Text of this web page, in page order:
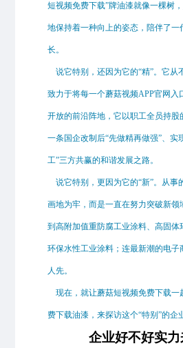
短视频免费下载”牌油漆就像一棵树
地保持着一种向上的姿态，陪伴了一
长。
说它特别，还因为它的“精”。它从
致力于将每一个蘑菇视频APP官网入
开放的前沿阵地，它以职工全员持股
一条国企改制后“先做精再做强”、实
工”三方共赢的和谐发展之路。
说它特别，更因为它的“新”。从事
画地为牢，而是一直在努力突破新领
到高附加值重防腐工业涂料、高固体
环保水性工业涂料；连最新潮的电子
人先。
现在，就让蘑菇短视频免费下载一
费下载油漆，来探访这个“特别”的企
企业好不好实